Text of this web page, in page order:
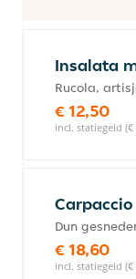
Insalata
Rucola,
€ 12,50
incl. statiegeld (€
Dun
€ 18,60
incl. statiegeld (€